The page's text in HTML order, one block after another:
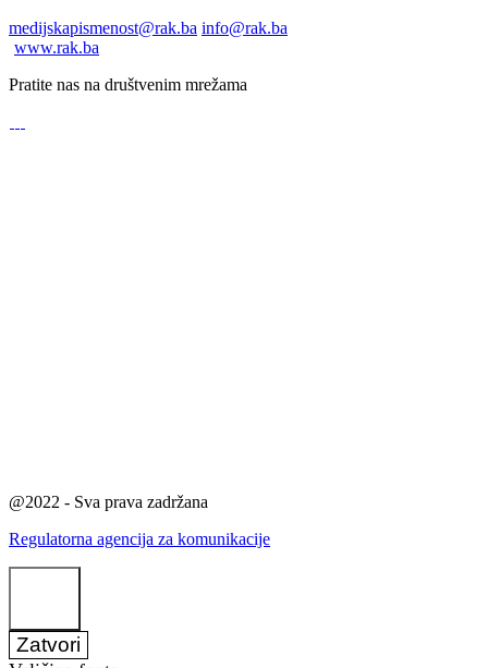
medijskapismenost@rak.ba info@rak.ba
www.rak.ba
Pratite nas na društvenim mrežama
@2022 - Sva prava zadržana
Regulatorna agencija za komunikacije
Zatvori